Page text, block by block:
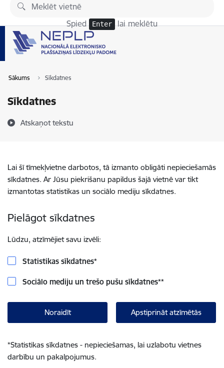
Pāriet uz lapas saturu
Spied Enter lai meklētu
Sākums Sīkdatnes
Sīkdatnes
Atskaņot tekstu
Lai šī tīmekļvietne darbotos, tā izmanto obligāti nepieciešamās
sīkdatnes. Ar Jūsu piekrišanu papildus šajā vietnē var tikt
izmantotas statistikas un sociālo mediju sīkdatnes.
Pielāgot sīkdatnes
Lūdzu, atzīmējiet savu izvēli:
Statistikas sīkdatnes*
Sociālo mediju un trešo pušu sīkdatnes**
Noraidīt Apstiprināt atzīmētās
*Statistikas sīkdatnes - nepieciešamas, lai uzlabotu vietnes
darbību un pakalpojumus.